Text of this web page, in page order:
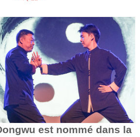
est nommé dans la